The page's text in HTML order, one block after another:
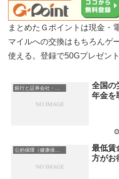
まとめたＧポイントは現金・
マイルへの交換はもちろんゲ
使える。登録で50Gプレゼント
全国の
年金を
公的保障（健康保険・年金・雇用保険・生活保護・災害時の補償）
最低賃
方がお